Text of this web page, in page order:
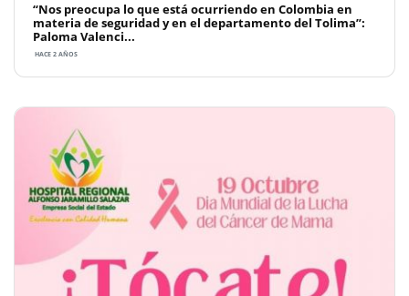
“Nos preocupa lo que está ocurriendo en Colombia en
materia de seguridad y en el departamento del Tolima”:
Paloma Valenci...
HACE 2 AÑOS